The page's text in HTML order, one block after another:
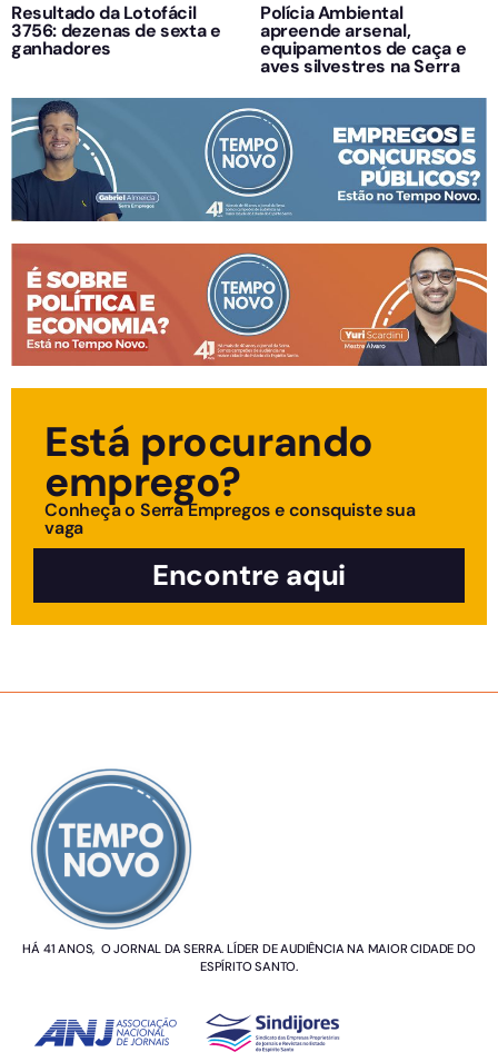
Resultado da Lotofácil
3756: dezenas de sexta e
ganhadores
Polícia Ambiental
apreende arsenal,
equipamentos de caça e
aves silvestres na Serra
Está procurando
emprego?
Conheça o Serra Empregos e consquiste sua
vaga
Encontre aqui
HÁ 41 ANOS, O JORNAL DA SERRA. LÍDER DE AUDIÊNCIA NA MAIOR CIDADE DO
ESPÍRITO SANTO.